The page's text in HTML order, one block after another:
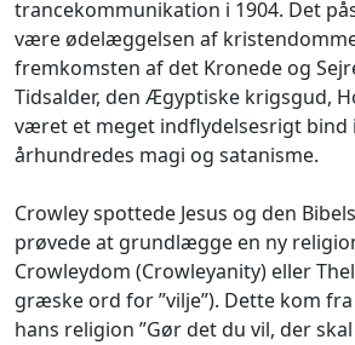
trancekommunikation i 1904. Det
være ødelæggelsen af
fremkomsten af det Kronede og
Tidsalder, den Ægyptiske krigsgud,
været et meget indflydelsesrigt bind
århundredes magi og satanisme.
Crowley spottede Jesus og den
prøvede at grundlægge en ny
Crowleydom (Crowleyanity) eller
græske ord for ”vilje”). Dette kom
hans religion ”Gør det du vil, der